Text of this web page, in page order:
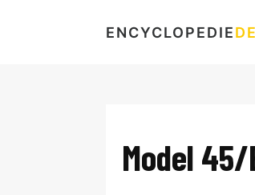
ENCYCLOPEDIE
Model 45/